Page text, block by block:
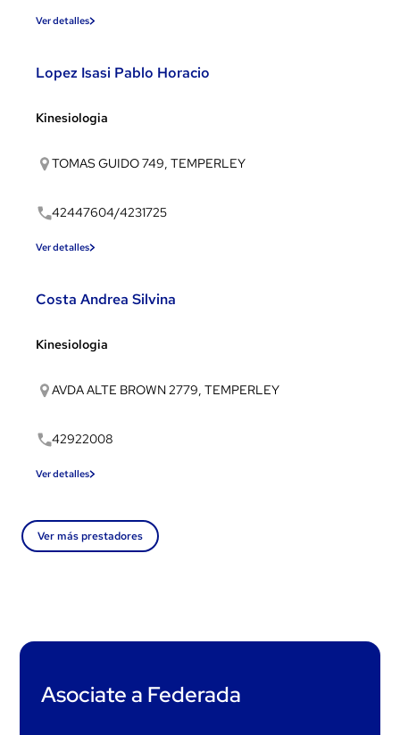
Ver detalles
Lopez Isasi Pablo Horacio
Kinesiologia
TOMAS GUIDO 749, TEMPERLEY
42447604/4231725
Ver detalles
Costa Andrea Silvina
Kinesiologia
AVDA ALTE BROWN 2779, TEMPERLEY
42922008
Ver detalles
Ver más prestadores
Asociate a Federada